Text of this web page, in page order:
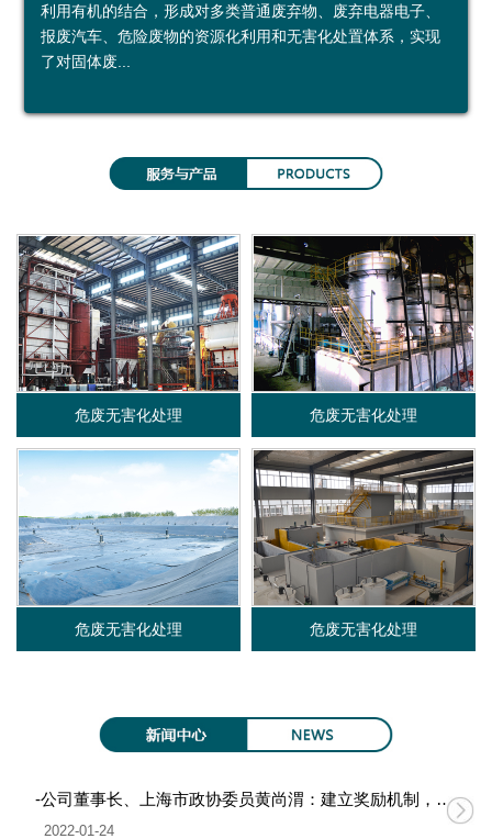
生
资
上
海
）
有
限
公
司
环
运
限
公
司
用 投资者关系
告 告
利用有机的结合，形成对多类普通废弃物、废弃电器电子、
报废汽车、危险废物的资源化利用和无害化处置体系，实现
了对固体废...
危废无害化处理 危废无害化处理
危废无害化处理 危废无害化处理
-公司董事长、上海市政协委员黄尚渭：建立奖励机制，促进无废城市建设
2022-01-24